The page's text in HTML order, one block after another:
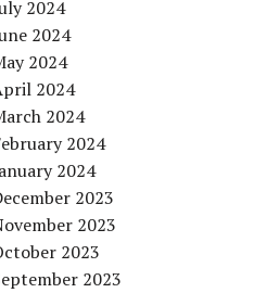
2024
2024
2024
2024
2024
2024
2024
2023
2023
2023
2023